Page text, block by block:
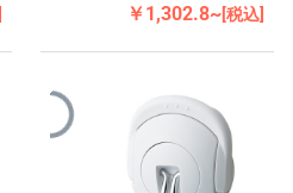
￥1,302.8~[税込]